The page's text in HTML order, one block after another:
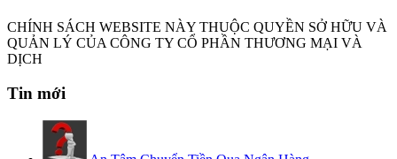
CHÍNH SÁCH WEBSITE NÀY THUỘC QUYỀN SỞ HỮU VÀ
QUẢN LÝ CỦA CÔNG TY CỔ PHẦN THƯƠNG MẠI VÀ
DỊCH
Tin mới